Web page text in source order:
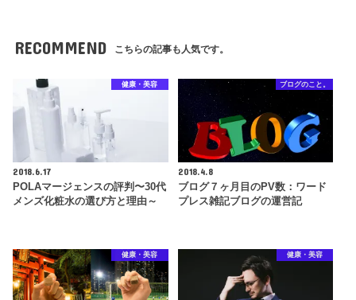
RECOMMEND こちらの記事も人気です。
健康・美容
2018.6.17
POLAマージェンスの評判〜30代
メンズ化粧水の選び方と理由～
ブログのこと。
2018.4.8
ブログ７ヶ月目のPV数：ワード
プレス雑記ブログの運営記
健康・美容 健康・美容